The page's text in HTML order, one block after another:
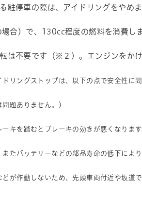
駐停車の際は、アイドリングをやめ
合）で、130cc程度の燃料を消費しま
は不要です（※２）。エンジンをか
ングストップは、以下の点で安全性に問
題ありません。）
キを踏むとブレーキの効きが悪くなります
たバッテリーなどの部品寿命の低下によ
が作動しないため、先頭車両付近や坂道